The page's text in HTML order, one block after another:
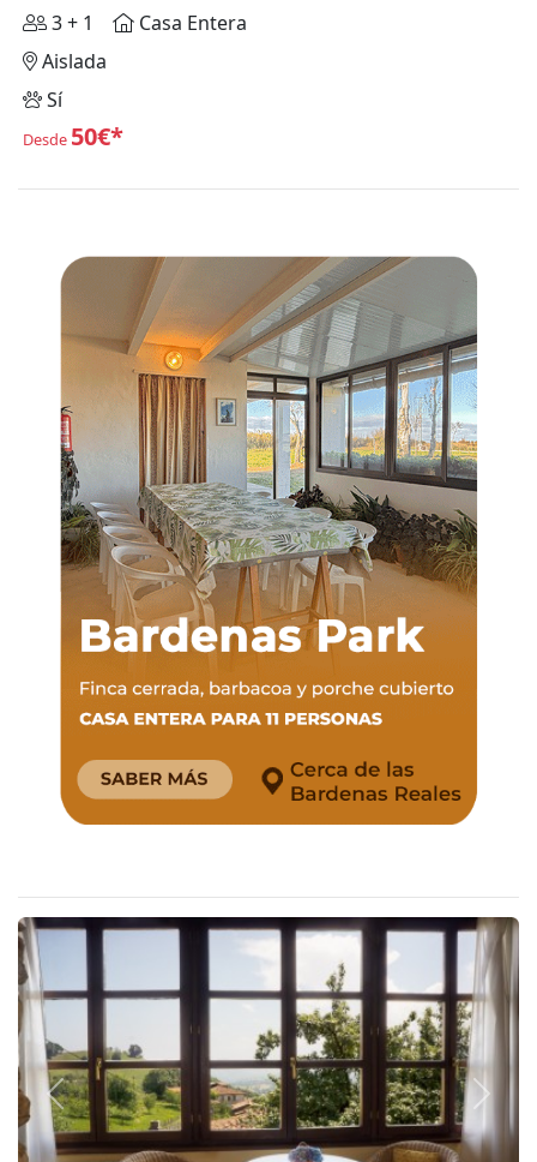
3 + 1
Casa Entera
Aislada
Sí
Desde 50€*
Anterior